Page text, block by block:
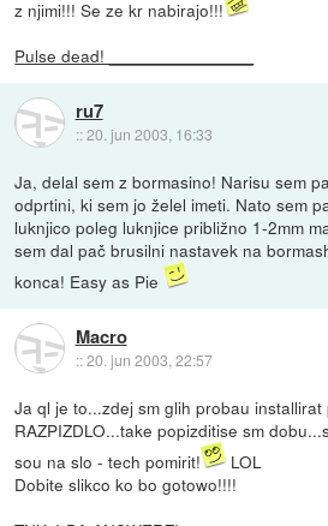
z njimi!!! Se ze kr nabirajo!!!
Pulse dead! _______________
ru7
::20. jun 2003, 16:33
Ja, delal sem z bormasino! Narisu sem
odprtini, ki sem jo želel imeti. Nato sem
luknjico poleg luknjice približno 1-2mm
sem dal pač brusilni nastavek na
konca! Easy as Pie
Macro
::20. jun 2003, 22:57
Ja ql je to...zdej sm glih probau
RAZPIZDLO...take popizditise sm
sou na slo - tech pomirit!
LOL
Dobite slikco ko bo gotowo!!!!